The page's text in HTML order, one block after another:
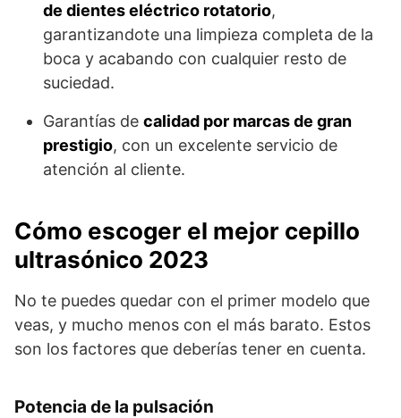
de dientes eléctrico rotatorio,
garantizandote una limpieza completa de la
boca y acabando con cualquier resto de
suciedad.
Garantías de calidad por marcas de gran
prestigio, con un excelente servicio de
atención al cliente.
Cómo escoger el mejor cepillo
ultrasónico 2023
No te puedes quedar con el primer modelo que
veas, y mucho menos con el más barato. Estos
son los factores que deberías tener en cuenta.
Potencia de la pulsación